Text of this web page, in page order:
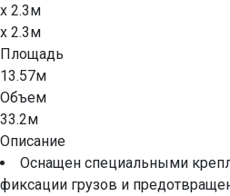
x 2.3м
x 2.3м
Площадь
13.57м
Объем
33.2м
Описание
Оснащен специальными
фиксации грузов и